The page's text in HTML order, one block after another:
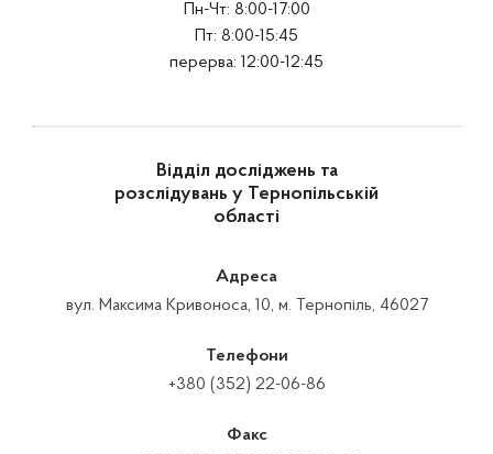
Пн-Чт: 8:00-17:00
Пт: 8:00-15:45
перерва: 12:00-12:45
Відділ досліджень та
розслідувань у Тернопільській
області
Адреса
вул. Максима Кривоноса, 10, м. Тернопіль, 46027
Телефони
+380 (352) 22-06-86
Факс